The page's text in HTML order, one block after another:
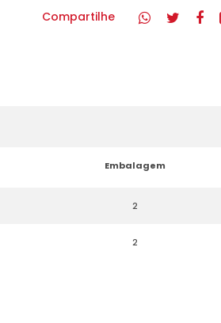
Compartilhe
Embalagem
2
2